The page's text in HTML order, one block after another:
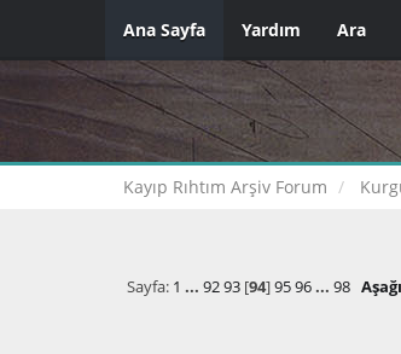
Ana Sayfa Yardım Ara
Kayıp Rıhtım Arşiv Forum
Sayfa: 1 ... 92 93[94]95 96 ... 98